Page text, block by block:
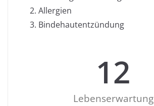
Allergien
Bindehautentzündung
Lebenserwartung
12